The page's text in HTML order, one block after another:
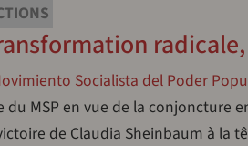
Socialista del Poder
MSP en vue de la conjoncture
de Claudia Sheinbaum à la